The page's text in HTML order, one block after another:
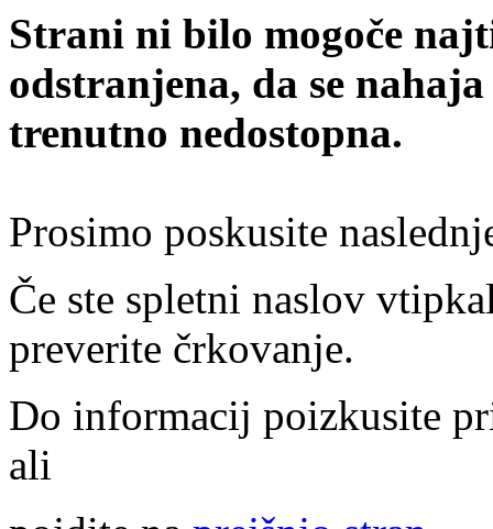
Strani ni bilo mogoče
odstranjena, da se
trenutno nedostopna.
Prosimo poskusite
Če ste spletni naslov
preverite črkovanje.
Do informacij poizkusite
ali